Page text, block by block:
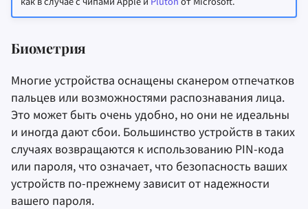
Биометрия
Многие устройства оснащены сканером отпечатков
пальцев или возможностями распознавания лица.
Это может быть очень удобно, но они не идеальны
и иногда дают сбои. Большинство устройств в таких
случаях возвращаются к использованию PIN-кода
или пароля, что означает, что безопасность ваших
устройств по-прежнему зависит от надежности
вашего пароля.